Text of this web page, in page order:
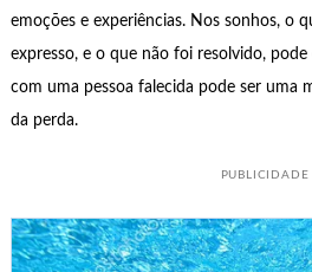
emoções e experiências. Nos sonhos, o
expresso, e o que não foi resolvido,
com uma pessoa falecida pode ser uma
da perda.
PUBLICIDADE